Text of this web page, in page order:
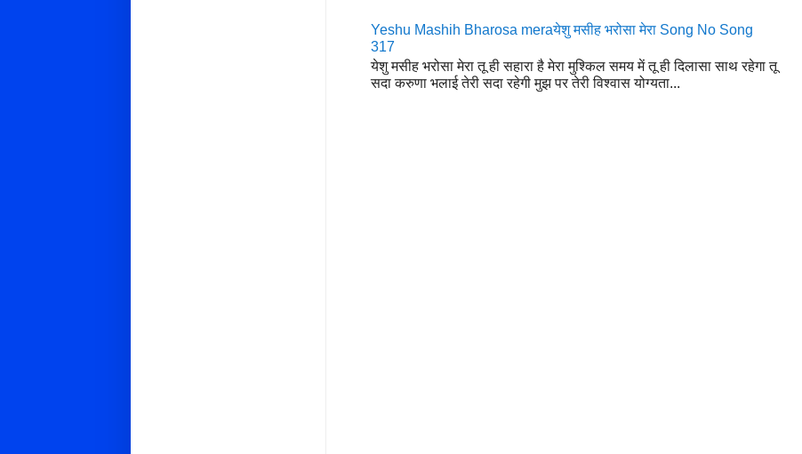
Yeshu Mashih Bharosa meraयेशु मसीह भरोसा मेरा Song No Song
317
येशु मसीह भरोसा मेरा तू ही सहारा है मेरा मुश्किल समय में तू ही दिलासा साथ रहेगा तू
सदा करुणा भलाई तेरी सदा रहेगी मुझ पर तेरी विश्वास योग्यता...